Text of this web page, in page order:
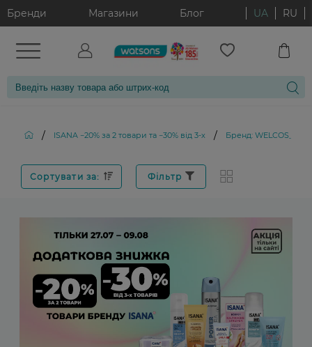
Бренди Магазини Блог UA RU
/ ISANA −20% за 2 товари та −30% від 3-х / Бренд:
Сортувати за: Фільтр